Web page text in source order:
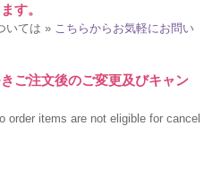
す。
いては » こちらからお気軽にお問い
ご注文後のご変更及びキャン
order items are not eligible for cancel